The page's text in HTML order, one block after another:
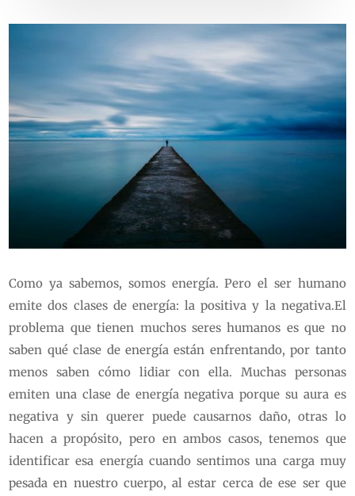
Como ya sabemos, somos energía. Pero el ser humano
emite dos clases de energía: la positiva y la negativa.El
problema que tienen muchos seres humanos es que no
saben qué clase de energía están enfrentando, por tanto
menos saben cómo lidiar con ella. Muchas personas
emiten una clase de energía negativa porque su aura es
negativa y sin querer puede causarnos daño, otras lo
hacen a propósito, pero en ambos casos, tenemos que
identificar esa energía cuando sentimos una carga muy
pesada en nuestro cuerpo, al estar cerca de ese ser que